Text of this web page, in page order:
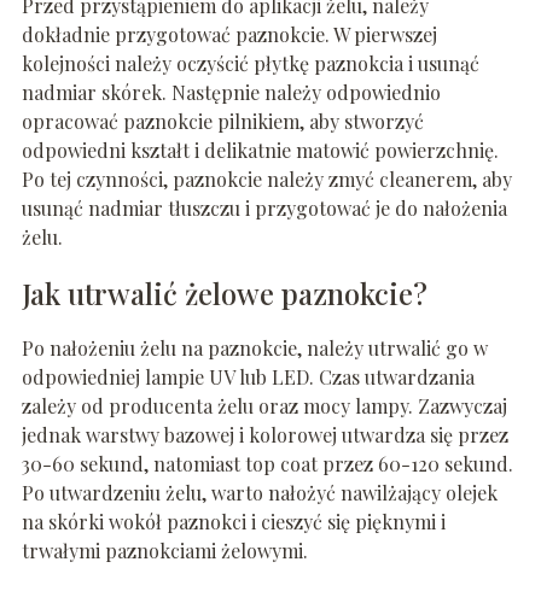
Przed przystąpieniem do aplikacji żelu, należy
dokładnie przygotować paznokcie. W pierwszej
kolejności należy oczyścić płytkę paznokcia i usunąć
nadmiar skórek. Następnie należy odpowiednio
opracować paznokcie pilnikiem, aby stworzyć
odpowiedni kształt i delikatnie matowić powierzchnię.
Po tej czynności, paznokcie należy zmyć cleanerem, aby
usunąć nadmiar tłuszczu i przygotować je do nałożenia
żelu.
Jak utrwalić żelowe paznokcie?
Po nałożeniu żelu na paznokcie, należy utrwalić go w
odpowiedniej lampie UV lub LED. Czas utwardzania
zależy od producenta żelu oraz mocy lampy. Zazwyczaj
jednak warstwy bazowej i kolorowej utwardza się przez
30-60 sekund, natomiast top coat przez 60-120 sekund.
Po utwardzeniu żelu, warto nałożyć nawilżający olejek
na skórki wokół paznokci i cieszyć się pięknymi i
trwałymi paznokciami żelowymi.